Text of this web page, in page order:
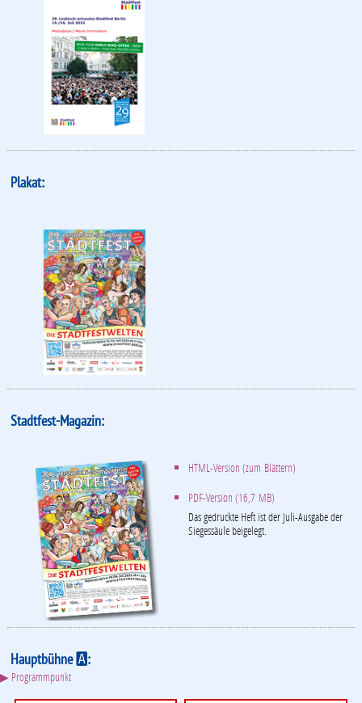
Plakat:
Stadtfest-Magazin:
HTML-Version (zum Blättern)
PDF-Version (16,7 MB)
Das gedruckte Heft ist der Juli-Ausgabe der
Siegessäule beigelegt.
HauptbühneA:
▶ Programmpunkt